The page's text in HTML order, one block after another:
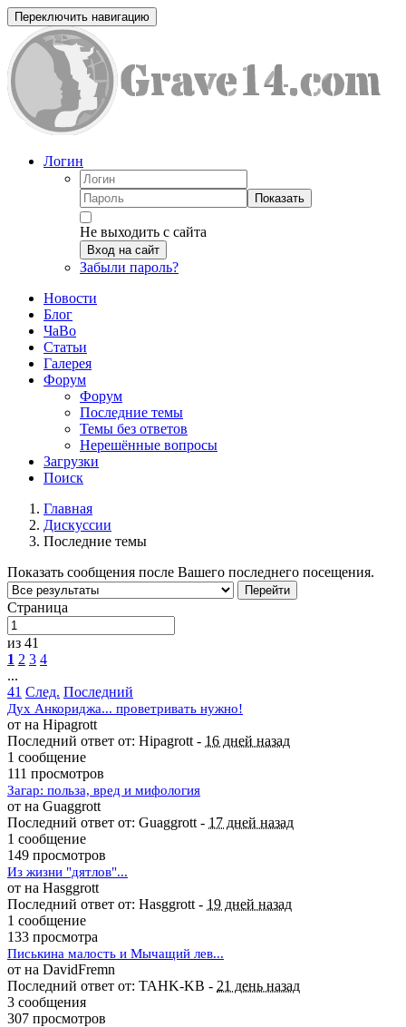
Переключить навигацию
Логин
Показать
Не выходить с сайта
Вход на сайт
Забыли пароль?
Новости
Блог
ЧаВо
Статьи
Галерея
Форум
Форум
Последние темы
Темы без ответов
Нерешённые вопросы
Загрузки
Поиск
Главная
Дискуссии
Последние темы
Показать сообщения после Вашего последнего посещения.
Перейти
Страница
из 41
1 2 3 4
...
41 След. Последний
Дух Анкориджа... проветривать нужно!
от на Hipagrott
Последний ответ от: Hipagrott - 16 дней назад
1 сообщение
111 просмотров
Загар: польза, вред и мифология
от на Guaggrott
Последний ответ от: Guaggrott - 17 дней назад
1 сообщение
149 просмотров
Из жизни "дятлов"...
от на Hasggrott
Последний ответ от: Hasggrott - 19 дней назад
1 сообщение
133 просмотра
Писькина малость и Мычащий лев...
от на DavidFremn
Последний ответ от: TAHK-KB - 21 день назад
3 сообщения
307 просмотров